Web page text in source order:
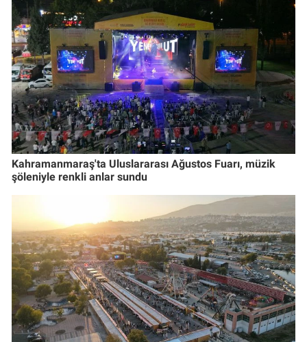
Kahramanmaraş'ta Uluslararası Ağustos Fuarı, müzik
şöleniyle renkli anlar sundu